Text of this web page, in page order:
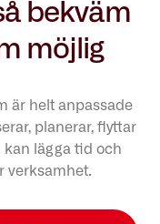
bekväm
möjlig
är helt anpassade
planerar, flyttar
kan lägga tid och
verksamhet.